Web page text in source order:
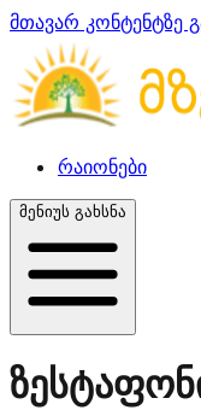
მთავარ კონტენტზე
რაიონები
მენიუს გახსნა